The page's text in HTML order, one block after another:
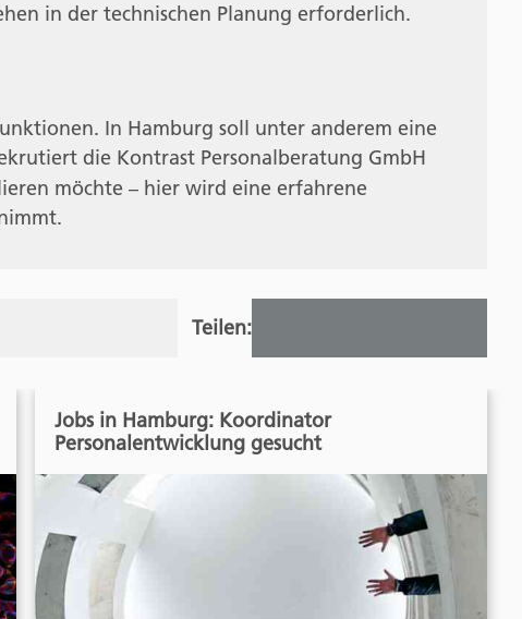
in der technischen Planung erforderlich.
In Hamburg soll unter anderem eine
die Kontrast Personalberatung GmbH
möchte – hier wird eine erfahrene
Teilen:
Jobs in Hamburg: Koordinator
Personalentwicklung gesucht